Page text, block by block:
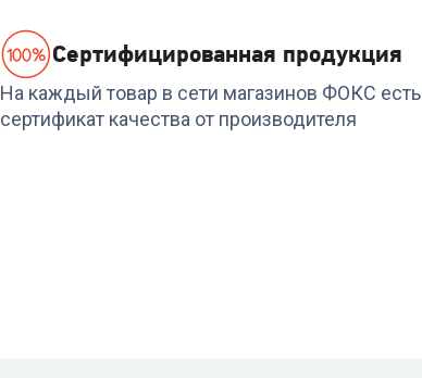
Cертифицированная продукция
На каждый товар в сети магазинов ФОКС есть
сертификат качества от производителя